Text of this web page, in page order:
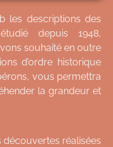
les descriptions des
depuis 1948,
souhaité en outre
d’ordre historique
vous permettra
la grandeur et
découvertes réalisées